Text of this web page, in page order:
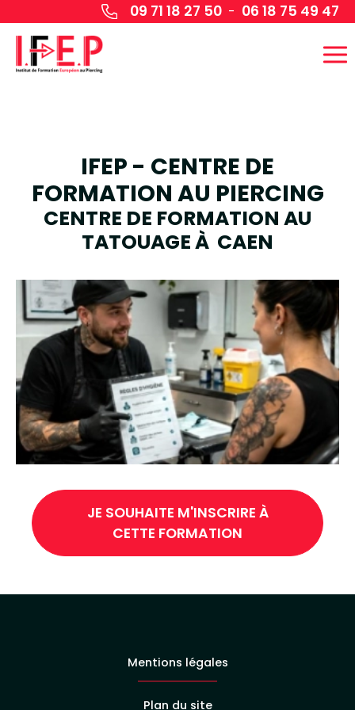
09 71 18 27 50 - 06 18 75 49 47
IFEP - CENTRE DE
FORMATION AU PIERCING
CENTRE DE FORMATION AU
TATOUAGE À CAEN
JE SOUHAITE M'INSCRIRE À
CETTE FORMATION
Mentions légales
Plan du site
Panneau de gestion des cookies